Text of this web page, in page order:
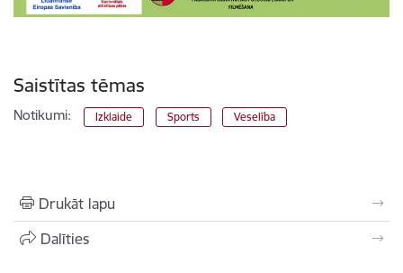
Saistītas tēmas
Notikumi: Izklaide Sports Veselība
Drukāt lapu
Dalīties